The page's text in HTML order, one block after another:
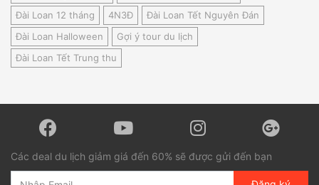
Đài Loan 12 tháng
4N3Đ
Đài Loan Tết Nguyên Đán
Đài Loan Halloween
Gợi ý tour du lịch
Đài Loan Tết Trung thu
Các deal du lịch giảm giá đến 60% sẽ được gửi đến bạn